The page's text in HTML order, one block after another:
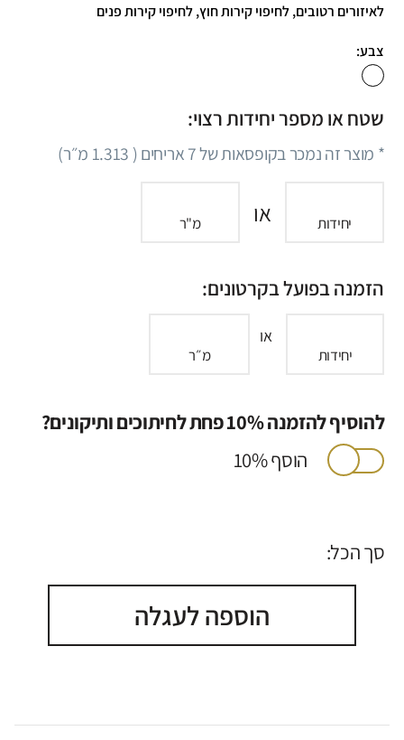
לאיזורים רטובים, לחיפוי קירות חוץ, לחיפוי קירות פנים
צבע:
שטח או מספר יחידות רצוי:
* מוצר זה נמכר בקופסאות של7אריחים ( 1.313 מ״ר)
יחידות או מ"ר
הזמנה בפועל בקרטונים:
יחידות
או
מ״ר
להוסיף להזמנה 10% פחת לחיתוכים ותיקונים?
הוסף 10%
סך הכל:
הוספה לעגלה